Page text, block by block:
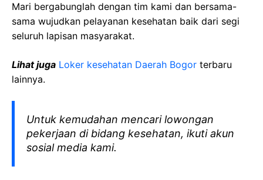
Mari bergabunglah dengan tim kami dan bersama-
sama wujudkan pelayanan kesehatan baik dari segi
seluruh lapisan masyarakat.
Lihat juga Loker kesehatan Daerah Bogor terbaru
lainnya.
Untuk kemudahan mencari lowongan
pekerjaan di bidang kesehatan, ikuti akun
sosial media kami.